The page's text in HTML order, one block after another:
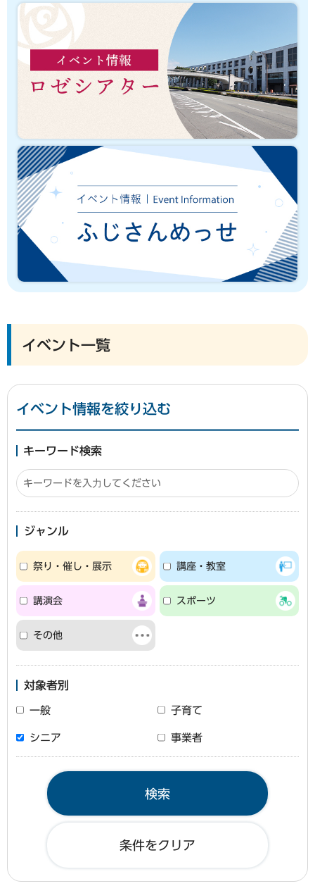
イベント一覧
イベント情報を絞り込む
キーワード検索
ジャンル
祭り・催し・展示 講座・教室
講演会 スポーツ
その他
対象者別
一般 子育て
シニア 事業者
条件をクリア